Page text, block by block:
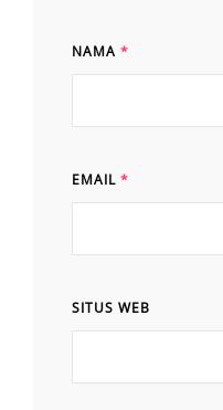
NAMA *
EMAIL *
SITUS WEB